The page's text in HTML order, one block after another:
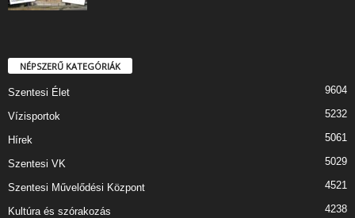
NÉPSZERŰ KATEGÓRIÁK
Szentesi Élet 9604
Vízisportok 5232
Hírek 5061
Szentesi VK 5029
Szentesi Művelődési Központ 4521
Kultúra és szórakozás 4238